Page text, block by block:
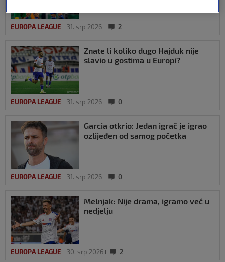
EUROPA LEAGUE 31. srp 2026 2
Znate li koliko dugo Hajduk nije
slavio u gostima u Europi?
EUROPA LEAGUE 31. srp 2026 0
Garcia otkrio: Jedan igrač je igrao
ozlijeđen od samog početka
EUROPA LEAGUE 31. srp 2026 0
Melnjak: Nije drama, igramo već u
nedjelju
EUROPA LEAGUE 30. srp 2026 2